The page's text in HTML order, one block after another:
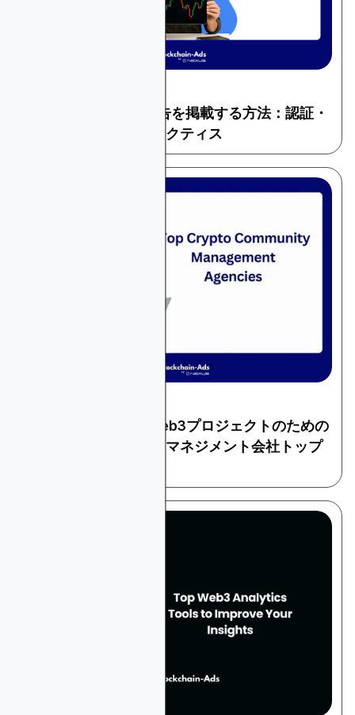
Googleで暗号資産広告を掲載する方法：認証・
ポリシー・ベストプラクティス
ブロックチェーン&Web3プロジェクトのための
暗号資産コミュニティマネジメント会社トップ